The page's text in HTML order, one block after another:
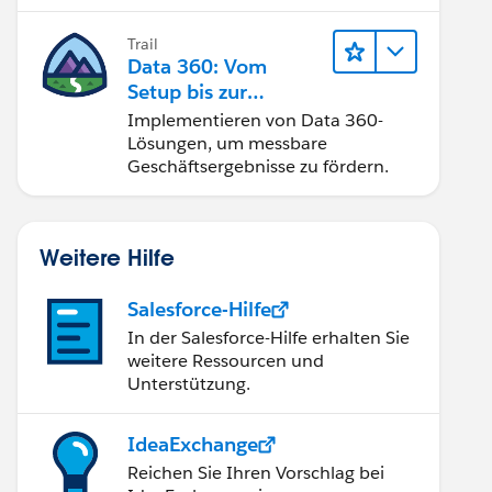
Trail
Data 360: Vom
Setup bis zur
Aktivierung
Implementieren von Data 360-
Lösungen, um messbare
Geschäftsergebnisse zu fördern.
Weitere Hilfe
Salesforce-Hilfe
In der Salesforce-Hilfe erhalten Sie
weitere Ressourcen und
Unterstützung.
IdeaExchange
Reichen Sie Ihren Vorschlag bei